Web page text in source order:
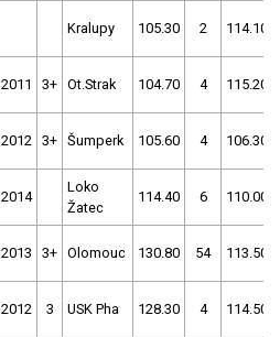
Kralupy 105.30 2 114.10
2011 3+ Ot.Strak 104.70 4 115.20
2012 3+ Šumperk 105.60 4 106.30
2014
Loko
Žatec
114.40 6 110.00
2013 3+ Olomouc 130.80 54 113.50
2012 3 USK Pha 128.30 4 114.50